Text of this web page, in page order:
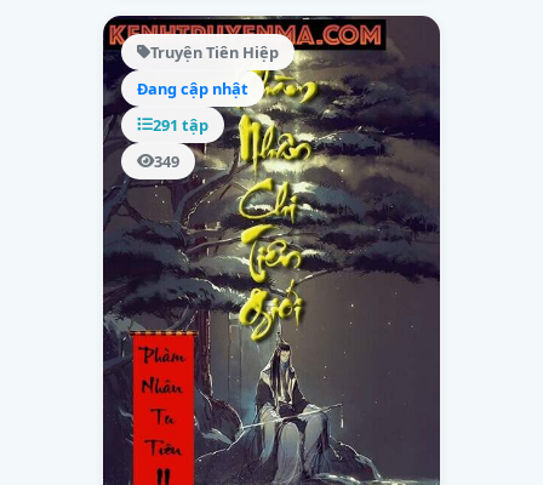
Truyện Tiên Hiệp
Đang cập nhật
291 tập
349